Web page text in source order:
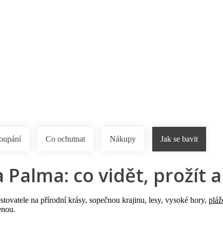
Co ochutnat Nákupy Jak se bavit
co vidět, prožít
na přírodní krásy, sopečnou krajinu, lesy, vysoké hory,